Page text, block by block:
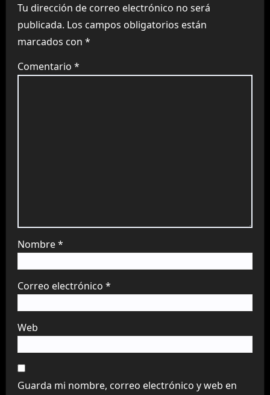
Tu dirección de correo electrónico no será
publicada. Los campos obligatorios están
marcados con *
Comentario *
Nombre*
Correo electrónico *
Web
Guarda mi nombre, correo electrónico y web en